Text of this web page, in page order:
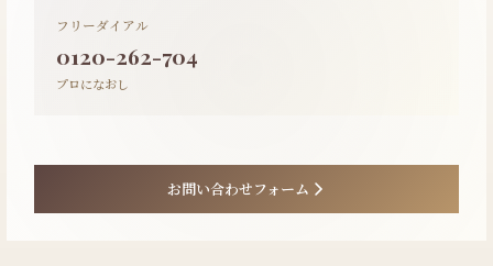
フリーダイアル
0120-262-704
プロになおし
お問い合わせフォーム